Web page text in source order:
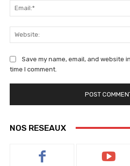
Save my name, email, and website
time I comment.
NOS RESEAUX